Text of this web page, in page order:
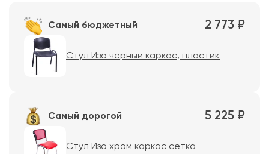
Самый бюджетный 2 773 ₽
Стул Изо черный каркас, пластик
Самый дорогой 5 225 ₽
Стул Изо хром каркас сетка